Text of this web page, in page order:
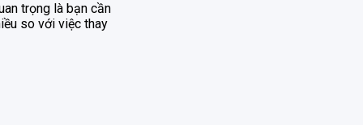
trọng là bạn cần
so với việc thay